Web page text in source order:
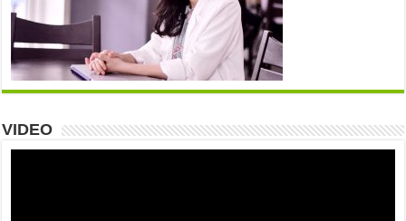
VIDEO